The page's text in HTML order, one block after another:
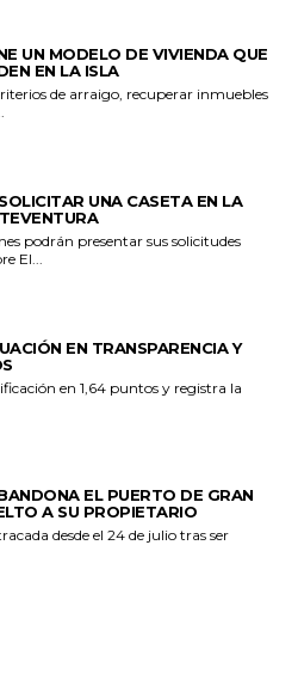
UN MODELO DE VIVIENDA QUE
EN LA ISLA
de arraigo, recuperar inmuebles
UNA CASETA EN LA
podrán presentar sus solicitudes
hasta el próximo 11 de septiembre El...
EN TRANSPARENCIA Y
en 1,64 puntos y registra la
EL PUERTO DE GRAN
A SU PROPIETARIO
desde el 24 de julio tras ser